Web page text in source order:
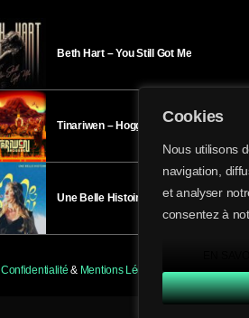
Cookies
Nous utilisons
navigation,
et analyser
consentez à
Beth Hart – You Still Got Me
Tinariwen – Hoggar
Une Belle Histoire – Héloïse Bay
Confidentialité & Mentions Légales.